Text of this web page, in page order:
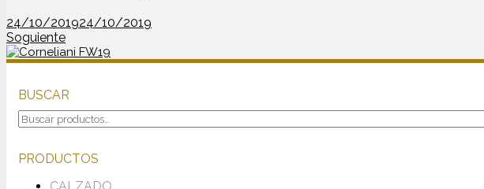
24/10/201924/10/2019
Soguiente
BUSCAR
Buscar
por:
PRODUCTOS
CALZADO